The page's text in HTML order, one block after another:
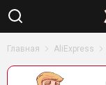
Главная AliExpress